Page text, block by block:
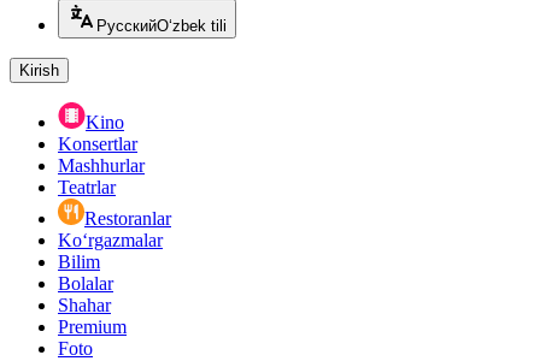
РусскийO‘zbek tili
Kirish
Kino
Konsertlar
Mashhurlar
Teatrlar
Restoranlar
Ko‘rgazmalar
Bilim
Bolalar
Shahar
Premium
Foto